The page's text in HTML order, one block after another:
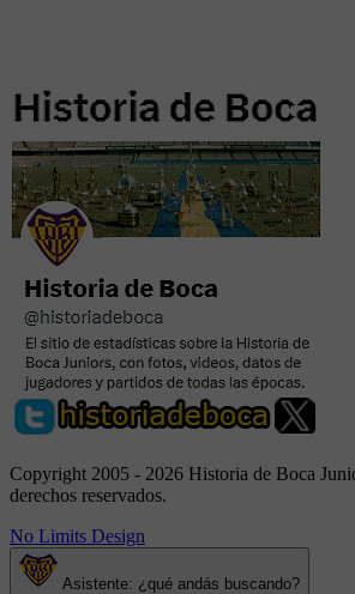
Copyright 2005 - 2026 Historia de Boca
derechos reservados.
No Limits Design
Asistente: ¿qué andás buscando?